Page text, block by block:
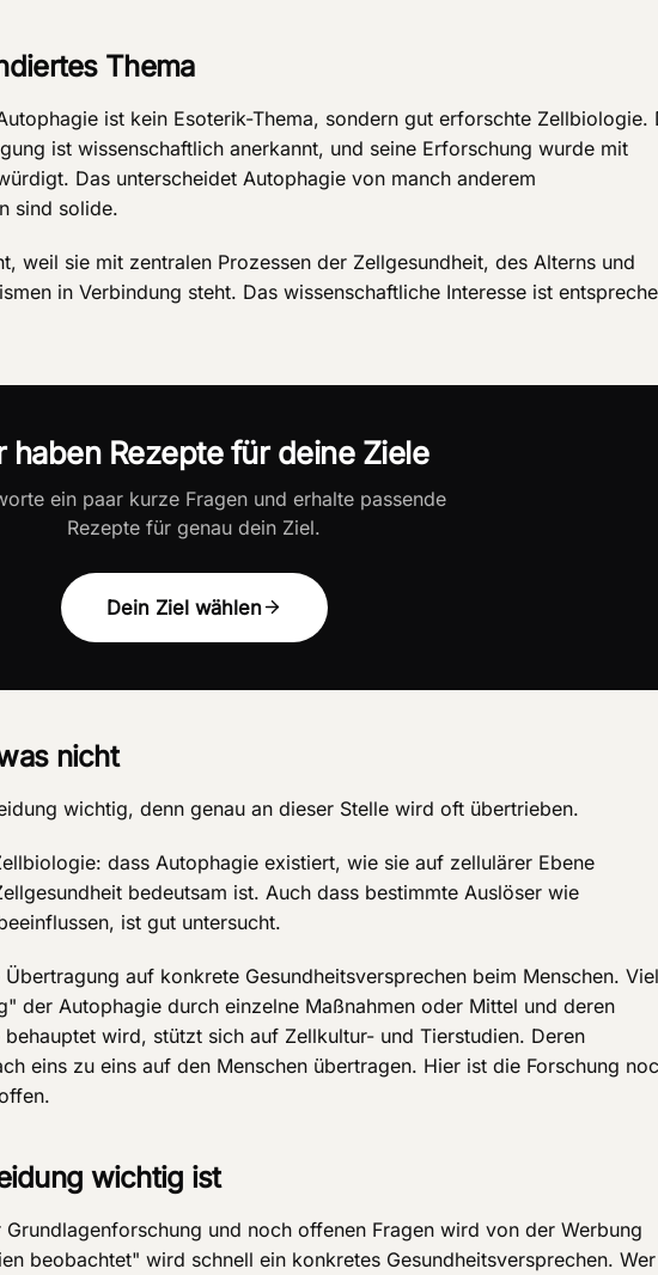
Thema
ist kein Esoterik-Thema, sondern gut erforschte Zellbiologie.
ist wissenschaftlich anerkannt, und seine Erforschung wurde mit
Das unterscheidet Autophagie von manch anderem
sind solide.
weil sie mit zentralen Prozessen der Zellgesundheit, des Alterns und
in Verbindung steht. Das wissenschaftliche Interesse ist
haben Rezepte für deine Ziele
ein paar kurze Fragen und erhalte passende
Rezepte für genau dein Ziel.
Dein Ziel wählen
nicht
wichtig, denn genau an dieser Stelle wird oft übertrieben.
dass Autophagie existiert, wie sie auf zellulärer Ebene
bedeutsam ist. Auch dass bestimmte Auslöser wie
ist gut untersucht.
auf konkrete Gesundheitsversprechen beim Menschen.
der Autophagie durch einzelne Maßnahmen oder Mittel und deren
wird, stützt sich auf Zellkultur- und Tierstudien. Deren
eins zu eins auf den Menschen übertragen. Hier ist die Forschung
wichtig ist
und noch offenen Fragen wird von der Werbung
beobachtet" wird schnell ein konkretes Gesundheitsversprechen. Wer